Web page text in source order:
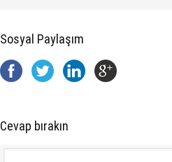
Sosyal Paylaşım
Cevap bırakın